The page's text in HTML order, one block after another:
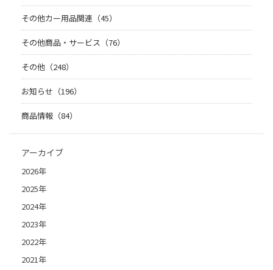
その他カー用品関連（45）
その他商品・サービス（76）
その他（248）
お知らせ（196）
商品情報（84）
アーカイブ
2026年
2025年
2024年
2023年
2022年
2021年